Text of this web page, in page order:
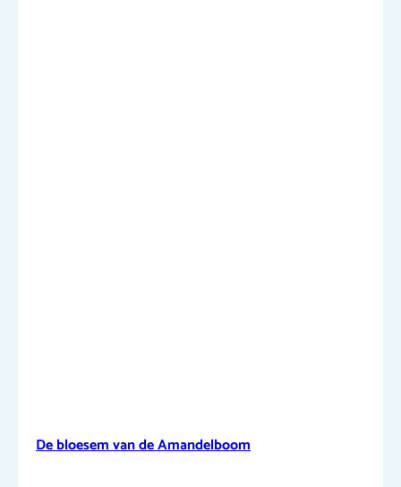
De bloesem van de Amandelboom